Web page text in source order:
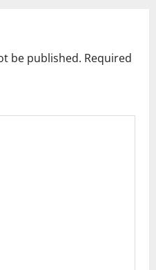
be published. Required